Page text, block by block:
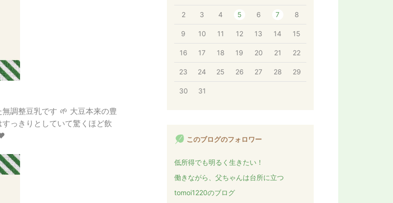
調整豆乳です 🌱 大豆本来の豊
っきりとしていて驚くほど飲
2 3 4 5 6 7 8
9 10 11 12 13 14 15
16 17 18 19 20 21 22
23 24 25 26 27 28 29
30 31
このブログのフォロワー
低所得でも明るく生きたい！
働きながら、父ちゃんは台所に立つ
tomoi1220のブログ